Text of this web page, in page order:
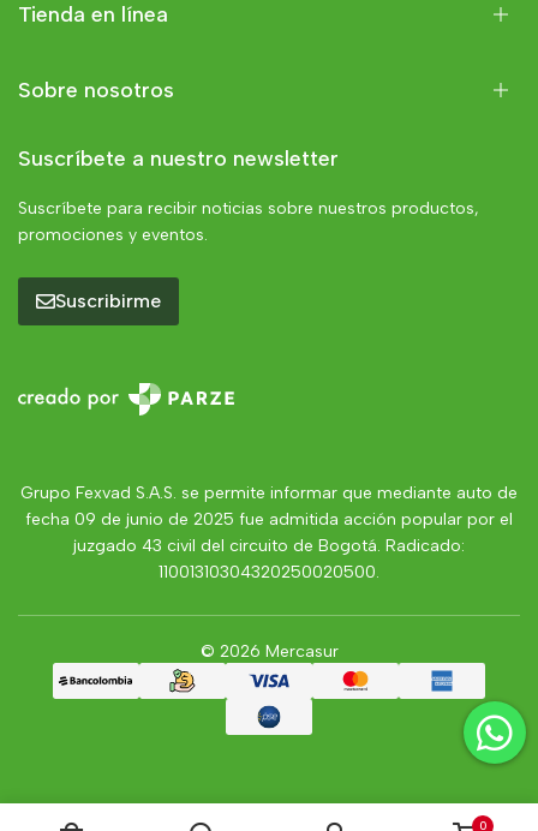
Tienda en línea
Sobre nosotros
Suscríbete a nuestro newsletter
Suscríbete para recibir noticias sobre nuestros productos,
promociones y eventos.
Suscribirme
Grupo Fexvad S.A.S. se permite informar que mediante auto de
fecha 09 de junio de 2025 fue admitida acción popular por el
juzgado 43 civil del circuito de Bogotá. Radicado:
11001310304320250020500.
© 2026 Mercasur
0